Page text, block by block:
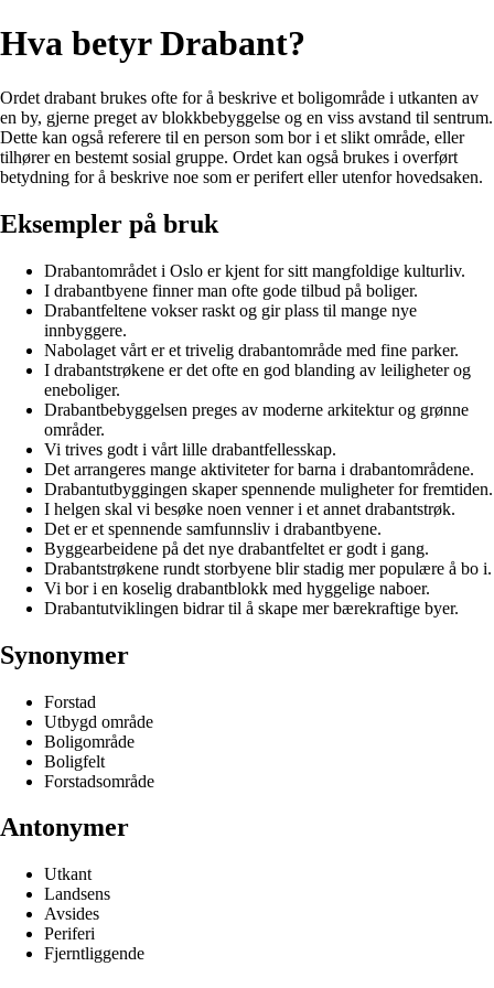
Hva betyr Drabant?
Ordet drabant brukes ofte for å beskrive et boligområde i utkanten av
en by, gjerne preget av blokkbebyggelse og en viss avstand til sentrum.
Dette kan også referere til en person som bor i et slikt område, eller
tilhører en bestemt sosial gruppe. Ordet kan også brukes i overført
betydning for å beskrive noe som er perifert eller utenfor hovedsaken.
Eksempler på bruk
Drabantområdet i Oslo er kjent for sitt mangfoldige kulturliv.
I drabantbyene finner man ofte gode tilbud på boliger.
Drabantfeltene vokser raskt og gir plass til mange nye
innbyggere.
Nabolaget vårt er et trivelig drabantområde med fine parker.
I drabantstrøkene er det ofte en god blanding av leiligheter og
eneboliger.
Drabantbebyggelsen preges av moderne arkitektur og grønne
områder.
Vi trives godt i vårt lille drabantfellesskap.
Det arrangeres mange aktiviteter for barna i drabantområdene.
Drabantutbyggingen skaper spennende muligheter for fremtiden.
I helgen skal vi besøke noen venner i et annet drabantstrøk.
Det er et spennende samfunnsliv i drabantbyene.
Byggearbeidene på det nye drabantfeltet er godt i gang.
Drabantstrøkene rundt storbyene blir stadig mer populære å bo i.
Vi bor i en koselig drabantblokk med hyggelige naboer.
Drabantutviklingen bidrar til å skape mer bærekraftige byer.
Synonymer
Forstad
Utbygd område
Boligområde
Boligfelt
Forstadsområde
Antonymer
Utkant
Landsens
Avsides
Periferi
Fjerntliggende